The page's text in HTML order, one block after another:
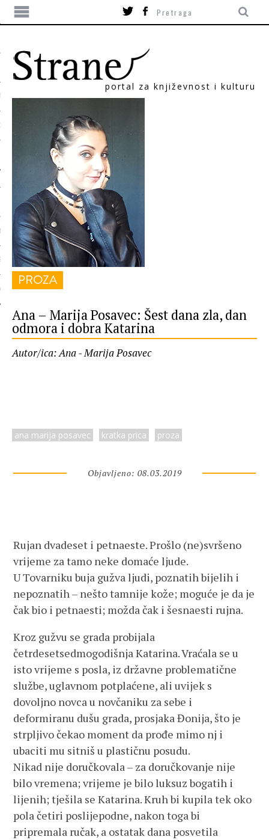
portal za književnost i kulturu
PROZA
Ana – Marija Posavec: Šest dana zla, dan
odmora i dobra Katarina
Autor/ica: Ana - Marija Posavec
ana marija posavec kratka prica proza
Objavljeno: 08.03.2019
Rujan dvadeset i petnaeste. Prošlo (ne)svršeno
vrijeme za tamo neke domaće ljude.
U Tovarniku buja gužva ljudi, poznatih bijelih i
nepoznatih – nešto tamnije kože; moguće je da je
čak bio i petnaesti; možda čak i šesnaesti rujna.
Kroz gužvu se grada probijala
četrdesetsedmogodišnja Katarina. Vraćala se u
isto vrijeme s posla, iz državne problematične
službe, uglavnom potplaćene, ali uvijek s
dovoljno novca u novčaniku za sebe i
deformiranu dušu grada, prosjaka Đonija, što je
strpljivo čekao moment da prođe mimo nj i
ubaciti mu sitniš u plastičnu posudu.
Nikad nije doručkovala – za doručkovanje nije
bilo vremena; vrijeme je bilo luksuz bogatih i
lijenih; tješila se Katarina. Kruh bi kupila tek oko
pola četiri poslijepodne, nakon toga bi
pripremala ručak, a ostatak dana posvetila